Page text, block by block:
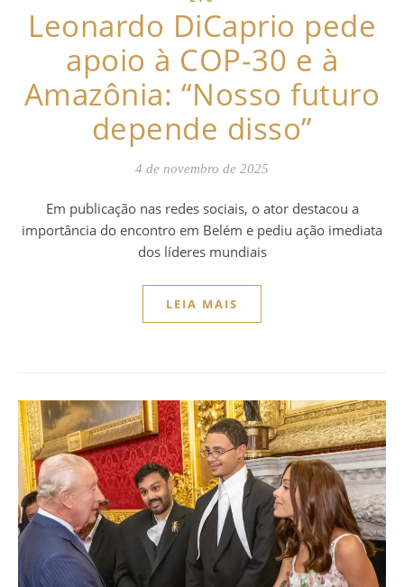
Leonardo DiCaprio pede
apoio à COP-30 e à
Amazônia: “Nosso futuro
depende disso”
4 de novembro de 2025
Em publicação nas redes sociais, o ator destacou a
importância do encontro em Belém e pediu ação imediata
dos líderes mundiais
LEIA MAIS